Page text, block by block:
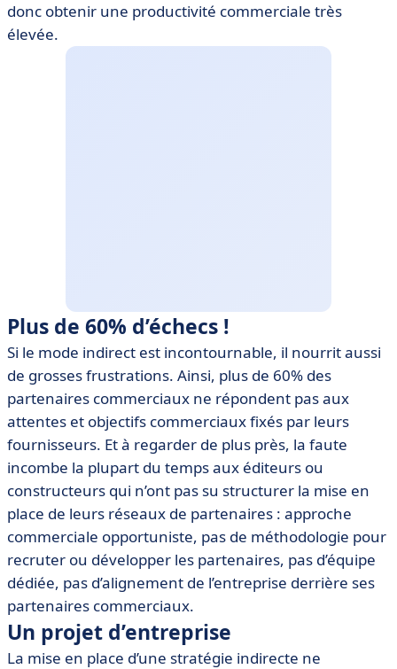
donc obtenir une productivité commerciale très
élevée.
Plus de 60% d’échecs !
Si le mode indirect est incontournable, il nourrit aussi
de grosses frustrations. Ainsi, plus de 60% des
partenaires commerciaux ne répondent pas aux
attentes et objectifs commerciaux fixés par leurs
fournisseurs. Et à regarder de plus près, la faute
incombe la plupart du temps aux éditeurs ou
constructeurs qui n’ont pas su structurer la mise en
place de leurs réseaux de partenaires : approche
commerciale opportuniste, pas de méthodologie pour
recruter ou développer les partenaires, pas d’équipe
dédiée, pas d’alignement de l’entreprise derrière ses
partenaires commerciaux.
Un projet d’entreprise
La mise en place d’une stratégie indirecte ne